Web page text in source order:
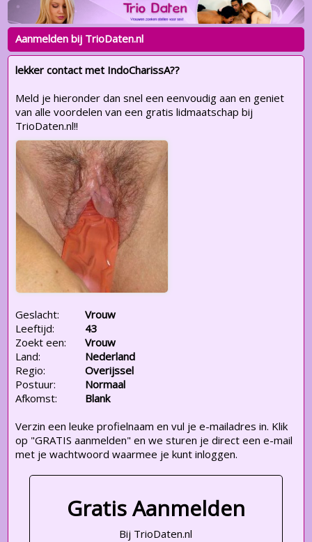
Aanmelden bij TrioDaten.nl
lekker contact met IndoCharissA??
Meld je hieronder dan snel een eenvoudig aan en geniet
van alle voordelen van een gratis lidmaatschap bij
TrioDaten.nl!!
Geslacht:
Vrouw
Leeftijd:
43
Zoekt een:
Vrouw
Land:
Nederland
Regio:
Overijssel
Postuur:
Normaal
Afkomst:
Blank
Verzin een leuke profielnaam en vul je e-mailadres in. Klik
op "GRATIS aanmelden" en we sturen je direct een e-mail
met je wachtwoord waarmee je kunt inloggen.
Gratis Aanmelden
Bij TrioDaten.nl